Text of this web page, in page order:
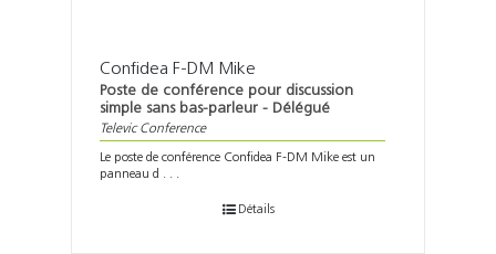
Confidea F-DM Mike
Poste de conférence pour discussion
simple sans bas-parleur - Délégué
Televic Conference
Le poste de conférence Confidea F-DM Mike est un
panneau d . . .
Détails